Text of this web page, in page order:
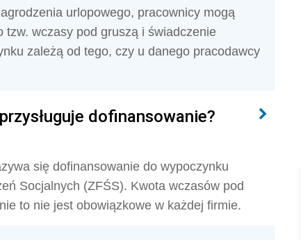
urlopowego, pracownicy mogą
wczasy pod gruszą i świadczenie
zależą od tego, czy u danego pracodawcy
dofinansowanie?
się dofinansowanie do wypoczynku
Socjalnych (ZFŚS). Kwota wczasów pod
to nie jest obowiązkowe w każdej firmie.